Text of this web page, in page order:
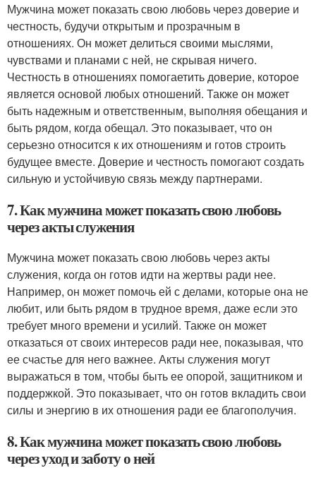
Мужчина может показать свою любовь через доверие и
честность, будучи открытым и прозрачным в
отношениях. Он может делиться своими мыслями,
чувствами и планами с ней, не скрывая ничего.
Честность в отношениях помогаетить доверие, которое
является основой любых отношений. Также он может
быть надежным и ответственным, выполняя обещания и
быть рядом, когда обещал. Это показывает, что он
серьезно относится к их отношениям и готов строить
будущее вместе. Доверие и честность помогают создать
сильную и устойчивую связь между партнерами.
7. Как мужчина может показать свою любовь
через акты служения
Мужчина может показать свою любовь через акты
служения, когда он готов идти на жертвы ради нее.
Например, он может помочь ей с делами, которые она не
любит, или быть рядом в трудное время, даже если это
требует много времени и усилий. Также он может
отказаться от своих интересов ради нее, показывая, что
ее счастье для него важнее. Акты служения могут
выражаться в том, чтобы быть ее опорой, защитником и
поддержкой. Это показывает, что он готов вкладить свои
силы и энергию в их отношения ради ее благополучия.
8. Как мужчина может показать свою любовь
через уход и заботу о ней